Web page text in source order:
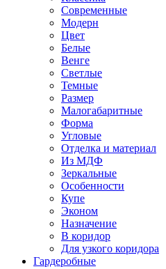
Современные
Модерн
Цвет
Белые
Венге
Светлые
Темные
Размер
Малогабаритные
Форма
Угловые
Отделка и материал
Из МДФ
Зеркальные
Особенности
Купе
Эконом
Назначение
В коридор
Для узкого коридора
Гардеробные